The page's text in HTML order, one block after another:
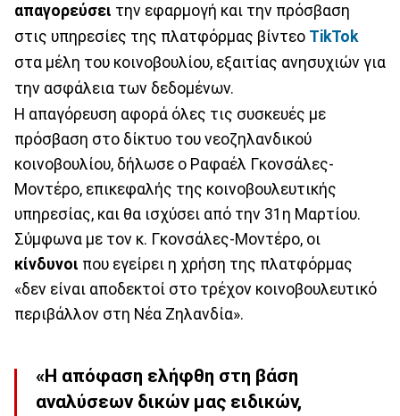
απαγορεύσει την εφαρμογή και την πρόσβαση
στις υπηρεσίες της πλατφόρμας βίντεο TikTok
στα μέλη του κοινοβουλίου, εξαιτίας ανησυχιών για
την ασφάλεια των δεδομένων.
Η απαγόρευση αφορά όλες τις συσκευές με
πρόσβαση στο δίκτυο του νεοζηλανδικού
κοινοβουλίου, δήλωσε ο Ραφαέλ Γκονσάλες-
Μοντέρο, επικεφαλής της κοινοβουλευτικής
υπηρεσίας, και θα ισχύσει από την 31η Μαρτίου.
Σύμφωνα με τον κ. Γκονσάλες-Μοντέρο, οι
κίνδυνοι που εγείρει η χρήση της πλατφόρμας
«δεν είναι αποδεκτοί στο τρέχον κοινοβουλευτικό
περιβάλλον στη Νέα Ζηλανδία».
«Η απόφαση ελήφθη στη βάση
αναλύσεων δικών μας ειδικών,